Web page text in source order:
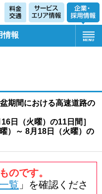
情報
期間における高速道路の
日（火曜）の11日間］
）～ 8月18日（火曜）の
のです。
覧 」を確認くださ